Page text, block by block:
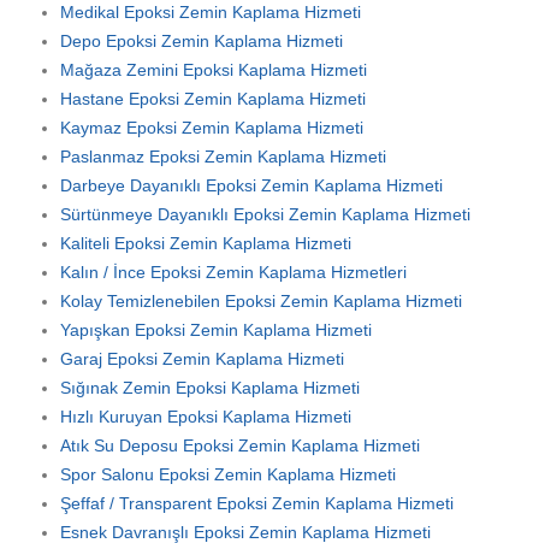
Medikal Epoksi Zemin Kaplama Hizmeti
Depo Epoksi Zemin Kaplama Hizmeti
Mağaza Zemini Epoksi Kaplama Hizmeti
Hastane Epoksi Zemin Kaplama Hizmeti
Kaymaz Epoksi Zemin Kaplama Hizmeti
Paslanmaz Epoksi Zemin Kaplama Hizmeti
Darbeye Dayanıklı Epoksi Zemin Kaplama Hizmeti
Sürtünmeye Dayanıklı Epoksi Zemin Kaplama Hizmeti
Kaliteli Epoksi Zemin Kaplama Hizmeti
Kalın / İnce Epoksi Zemin Kaplama Hizmetleri
Kolay Temizlenebilen Epoksi Zemin Kaplama Hizmeti
Yapışkan Epoksi Zemin Kaplama Hizmeti
Garaj Epoksi Zemin Kaplama Hizmeti
Sığınak Zemin Epoksi Kaplama Hizmeti
Hızlı Kuruyan Epoksi Kaplama Hizmeti
Atık Su Deposu Epoksi Zemin Kaplama Hizmeti
Spor Salonu Epoksi Zemin Kaplama Hizmeti
Şeffaf / Transparent Epoksi Zemin Kaplama Hizmeti
Esnek Davranışlı Epoksi Zemin Kaplama Hizmeti